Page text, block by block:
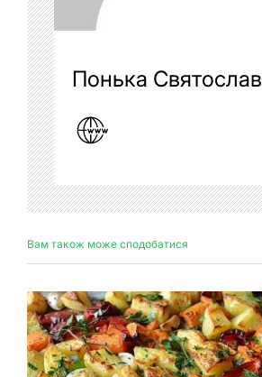
Понька Святослав
Вам також може сподобатися